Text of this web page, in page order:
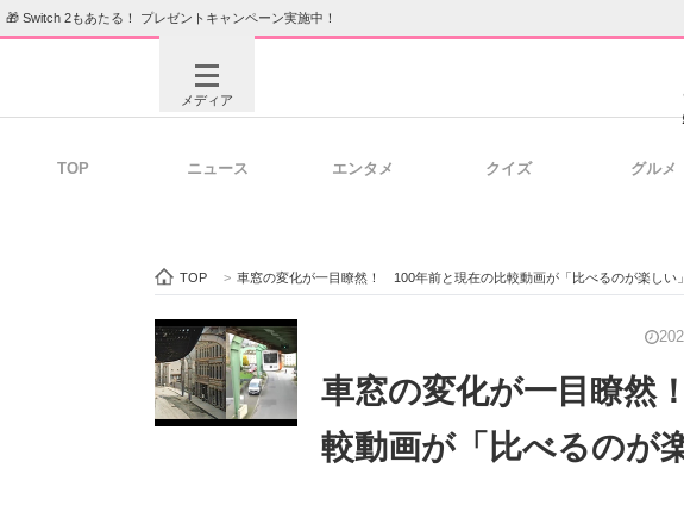
🎁 Switch 2もあたる！ プレゼントキャンペーン実施中！
メディア
ビジネスと働き方のヒント
ITエンジニア向け専門サイト 企業向けIT製品の総合サイト
TOP ニュース エンタメ クイズ グルメ
TOP > 車窓の変化が一目瞭然！ 100年前と現在の比較動画が「比べるのが楽しい
車窓の変化が一目瞭
較動画が「比べるのが